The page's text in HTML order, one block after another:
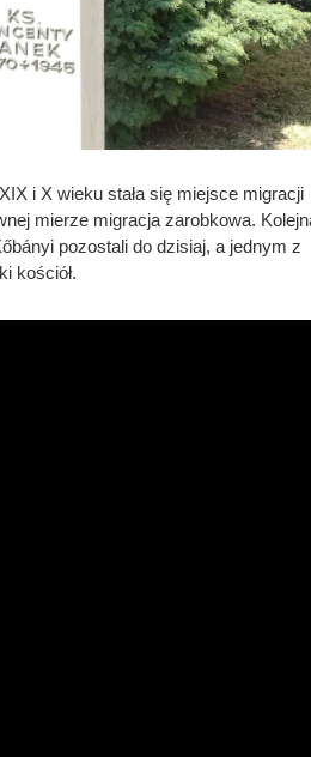
i X wieku stała się miejsce migracji
mierze migracja zarobkowa.
pozostali do dzisiaj, a jednym z
kościół.